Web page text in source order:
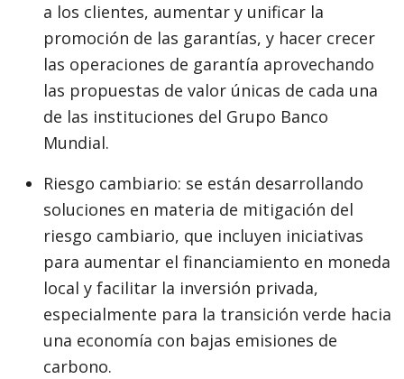
a los clientes, aumentar y unificar la
promoción de las garantías, y hacer crecer
las operaciones de garantía aprovechando
las propuestas de valor únicas de cada una
de las instituciones del Grupo Banco
Mundial.
Riesgo cambiario: se están desarrollando
soluciones en materia de mitigación del
riesgo cambiario, que incluyen iniciativas
para aumentar el financiamiento en moneda
local y facilitar la inversión privada,
especialmente para la transición verde hacia
una economía con bajas emisiones de
carbono.